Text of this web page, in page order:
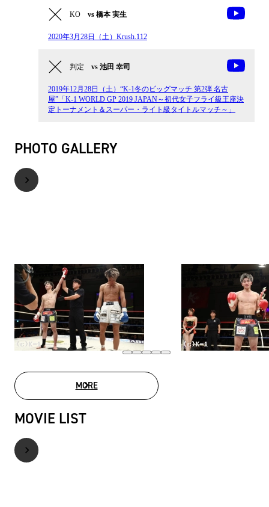
KO vs 橋本 実生
2020年3月28日（土）Krush.112
判定 vs 池田 幸司
2019年12月28日（土）“K-1冬のビッグマッチ 第2弾 名古
屋”「K-1 WORLD GP 2019 JAPAN～初代女子フライ級王座決
定トーナメント＆スーパー・ライト級タイトルマッチ～」
PHOTO GALLERY
MOREPHOTO GALLERY
MOVIE LIST